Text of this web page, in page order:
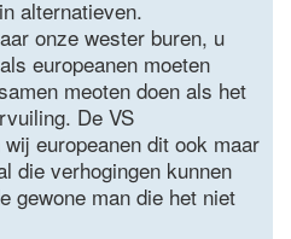
alternatieven.
onze wester buren, u
europeanen moeten
meoten doen als het
De VS
europeanen dit ook maar
die verhogingen kunnen
gewone man die het niet